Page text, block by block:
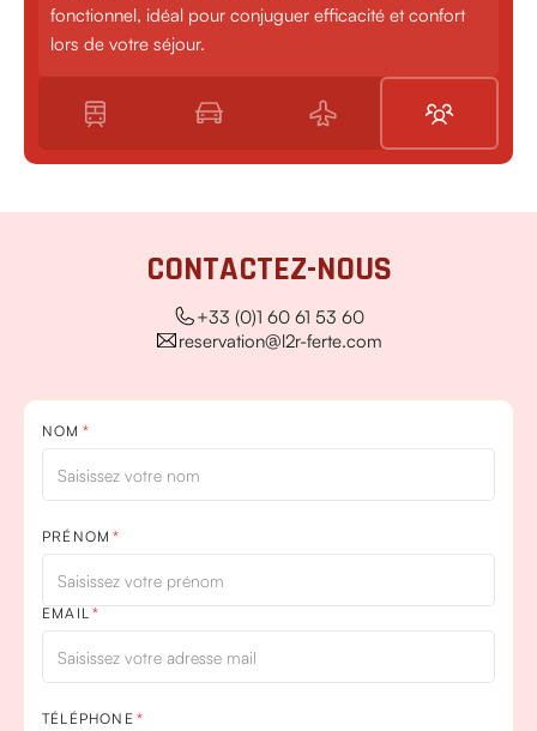
fonctionnel, idéal pour conjuguer efficacité et confort
lors de votre séjour.
CONTACTEZ-NOUS
+33 (0)1 60 61 53 60
reservation@l2r-ferte.com
NOM
PRÉNOM
EMAIL
TÉLÉPHONE